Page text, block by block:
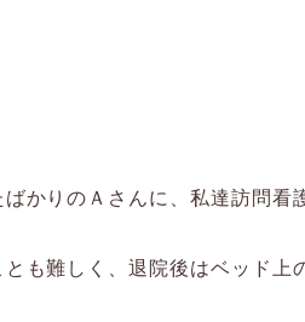
かりのＡさんに、私達訪問看
も難しく、退院後はベッド上